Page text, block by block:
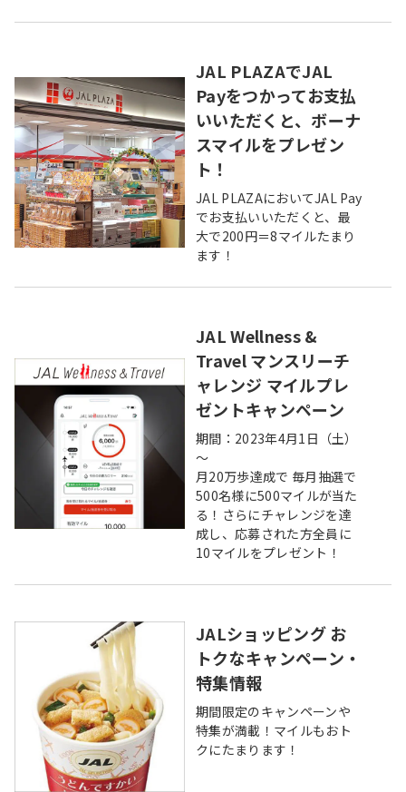
JAL PLAZAでJAL
Payをつかってお支払
いいただくと、ボーナ
スマイルをプレゼン
ト！
JAL PLAZAにおいてJAL Pay
でお支払いいただくと、最
大で200円＝8マイルたまり
ます！
JAL Wellness &
Travel マンスリーチ
ャレンジ マイルプレ
ゼントキャンペーン
期間：2023年4月1日（土）
～
月20万歩達成で 毎月抽選で
500名様に500マイルが当た
る！さらにチャレンジを達
成し、応募された方全員に
10マイルをプレゼント！
JALショッピング お
トクなキャンペーン・
特集情報
期間限定のキャンペーンや
特集が満載！マイルもおト
クにたまります！